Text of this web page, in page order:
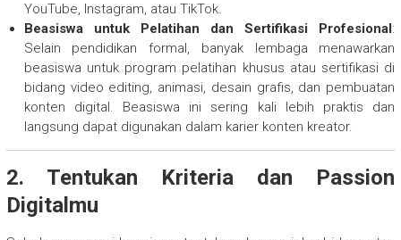
YouTube, Instagram, atau TikTok.
Beasiswa untuk Pelatihan dan Sertifikasi Profesional:
Selain pendidikan formal, banyak lembaga menawarkan
beasiswa untuk program pelatihan khusus atau sertifikasi di
bidang video editing, animasi, desain grafis, dan pembuatan
konten digital. Beasiswa ini sering kali lebih praktis dan
langsung dapat digunakan dalam karier konten kreator.
2. Tentukan Kriteria dan Passion
Digitalmu